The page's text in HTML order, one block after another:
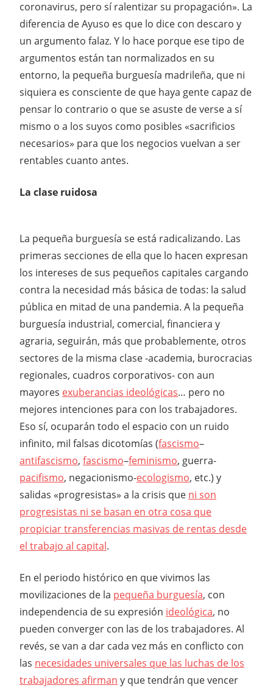
coronavirus, pero sí ralentizar su propagación». La
diferencia de Ayuso es que lo dice con descaro y
un argumento falaz. Y lo hace porque ese tipo de
argumentos están tan normalizados en su
entorno, la pequeña burguesía madrileña, que ni
siquiera es consciente de que haya gente capaz de
pensar lo contrario o que se asuste de verse a sí
mismo o a los suyos como posibles «sacrificios
necesarios» para que los negocios vuelvan a ser
rentables cuanto antes.
La clase ruidosa
La pequeña burguesía se está radicalizando. Las
primeras secciones de ella que lo hacen expresan
los intereses de sus pequeños capitales cargando
contra la necesidad más básica de todas: la salud
pública en mitad de una pandemia. A la pequeña
burguesía industrial, comercial, financiera y
agraria, seguirán, más que probablemente, otros
sectores de la misma clase -academia, burocracias
regionales, cuadros corporativos- con aun
mayores exuberancias ideológicas… pero no
mejores intenciones para con los trabajadores.
Eso sí, ocuparán todo el espacio con un ruido
infinito, mil falsas dicotomías (fascismo–
antifascismo, fascismo–feminismo, guerra-
pacifismo, negacionismo-ecologismo, etc.) y
salidas «progresistas» a la crisis que ni son
progresistas ni se basan en otra cosa que
propiciar transferencias masivas de rentas desde
el trabajo al capital.
En el periodo histórico en que vivimos las
movilizaciones de la pequeña burguesía, con
independencia de su expresión ideológica, no
pueden converger con las de los trabajadores. Al
revés, se van a dar cada vez más en conflicto con
las necesidades universales que las luchas de los
trabajadores afirman y que tendrán que vencer